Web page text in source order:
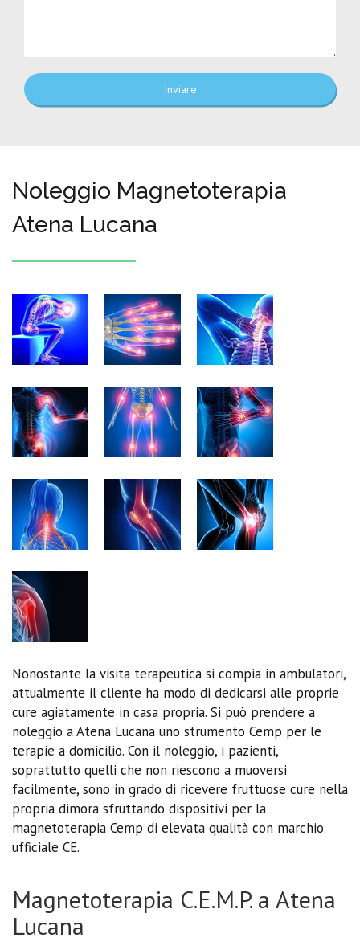
Inviare
Noleggio Magnetoterapia
Atena Lucana
Nonostante la visita terapeutica si compia in ambulatori,
attualmente il cliente ha modo di dedicarsi alle proprie
cure agiatamente in casa propria. Si può prendere a
noleggio a Atena Lucana uno strumento Cemp per le
terapie a domicilio. Con il noleggio, i pazienti,
soprattutto quelli che non riescono a muoversi
facilmente, sono in grado di ricevere fruttuose cure nella
propria dimora sfruttando dispositivi per la
magnetoterapia Cemp di elevata qualità con marchio
ufficiale CE.
Magnetoterapia C.E.M.P. a Atena
Lucana